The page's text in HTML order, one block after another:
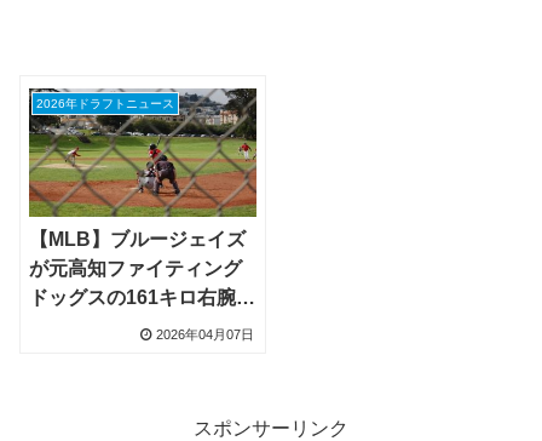
2026年ドラフトニュース
【MLB】ブルージェイズ
が元高知ファイティング
ドッグスの161キロ右腕・
金城朋弥投手と入団合
2026年04月07日
スポンサーリンク